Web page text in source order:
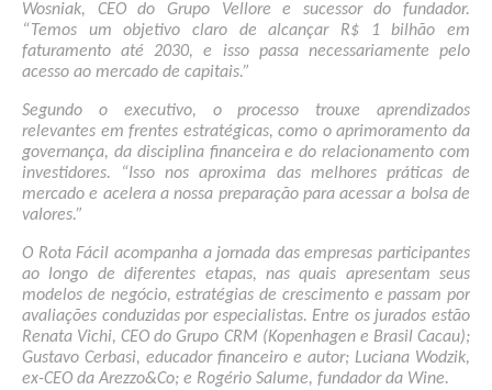
Wosniak, CEO do Grupo Vellore e sucessor do fundador.
“Temos um objetivo claro de alcançar R$ 1 bilhão em
faturamento até 2030, e isso passa necessariamente pelo
acesso ao mercado de capitais.”
Segundo o executivo, o processo trouxe aprendizados
relevantes em frentes estratégicas, como o aprimoramento da
governança, da disciplina financeira e do relacionamento com
investidores. “Isso nos aproxima das melhores práticas de
mercado e acelera a nossa preparação para acessar a bolsa de
valores.”
O Rota Fácil acompanha a jornada das empresas participantes
ao longo de diferentes etapas, nas quais apresentam seus
modelos de negócio, estratégias de crescimento e passam por
avaliações conduzidas por especialistas. Entre os jurados estão
Renata Vichi, CEO do Grupo CRM (Kopenhagen e Brasil Cacau);
Gustavo Cerbasi, educador financeiro e autor; Luciana Wodzik,
ex-CEO da Arezzo&Co; e Rogério Salume, fundador da Wine.